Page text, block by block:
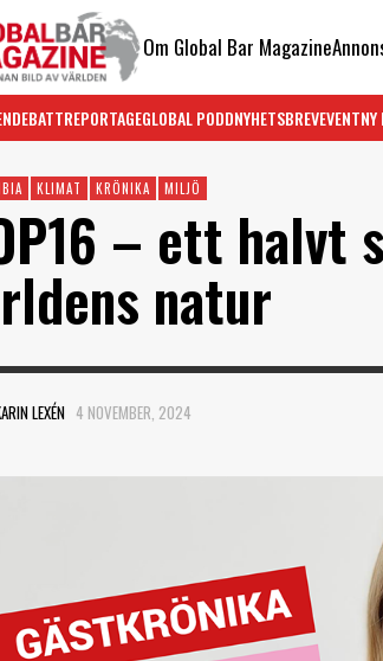
Om Global Bar Magazine
DEBATTREPORTAGEGLOBAL PODDNYHETSBREVEVENT
KLIMAT KRÖNIKA MILJÖ
– ett halvt
natur
LEXÉN 4 NOVEMBER, 2024